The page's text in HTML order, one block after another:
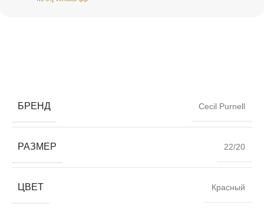
БРЕНД Cecil Purnell
РАЗМЕР 22/20
ЦВЕТ Красный